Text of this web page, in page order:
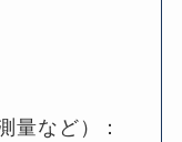
量など）：